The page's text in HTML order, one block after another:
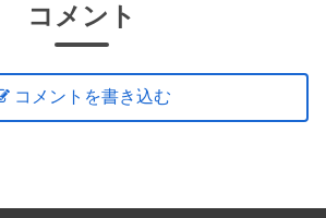
コメント
コメントを書き込む